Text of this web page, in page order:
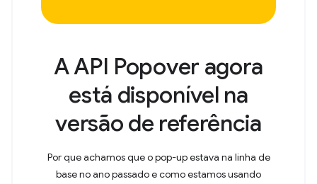
A API Popover agora
está disponível na
versão de referência
Por que achamos que o pop-up estava na linha de
base no ano passado e como estamos usando